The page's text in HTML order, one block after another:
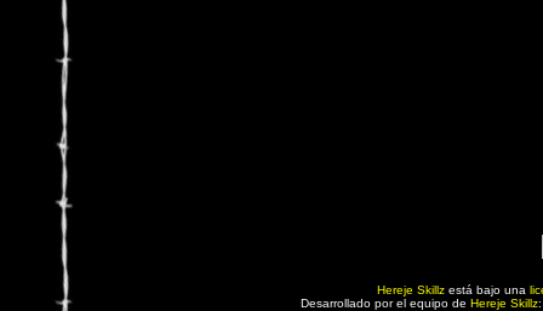
Hereje Skillz está bajo una
Desarrollado por el equipo de Hereje Skillz